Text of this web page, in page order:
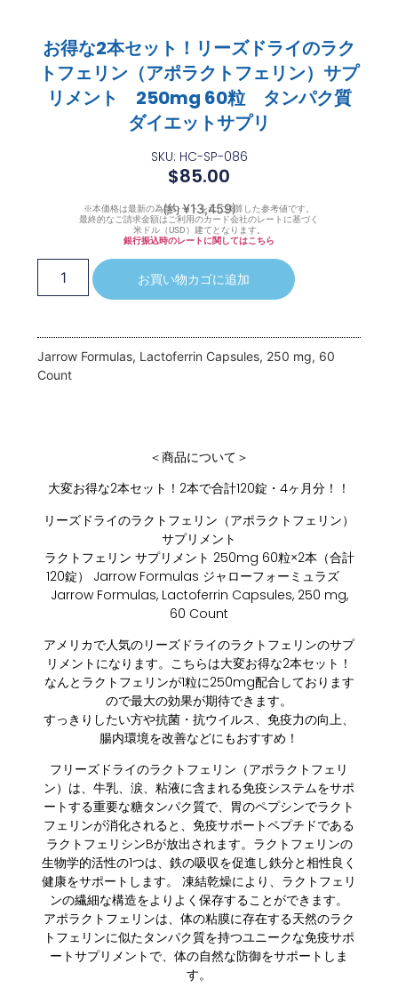
お得な2本セット！リーズドライのラク
トフェリン（アポラクトフェリン）サプ
リメント 250mg 60粒 タンパク質
ダイエットサプリ
SKU: HC-SP-086
$85.00
(約 ¥13,459)
※本価格は最新の為替レートを元に換算した参考値です。
最終的なご請求金額はご利用のカード会社のレートに基づく
米ドル（USD）建てとなります。
銀行振込時のレートに関してはこちら
お買い物カゴに追加
Jarrow Formulas, Lactoferrin Capsules, 250 mg, 60
Count
＜商品について＞
大変お得な2本セット！2本で合計120錠・4ヶ月分！！
リーズドライのラクトフェリン（アポラクトフェリン）
サプリメント
ラクトフェリン サプリメント 250mg 60粒×2本（合計
120錠） Jarrow Formulas ジャローフォーミュラズ
Jarrow Formulas, Lactoferrin Capsules, 250 mg,
60 Count
アメリカで人気のリーズドライのラクトフェリンのサプ
リメントになります。こちらは大変お得な2本セット！
なんとラクトフェリンが1粒に250mg配合しております
ので最大の効果が期待できます。
すっきりしたい方や抗菌・抗ウイルス、免疫力の向上、
腸内環境を改善などにもおすすめ！
フリーズドライのラクトフェリン（アポラクトフェリ
ン）は、牛乳、涙、粘液に含まれる免疫システムをサポ
ートする重要な糖タンパク質で、胃のペプシンでラクト
フェリンが消化されると、免疫サポートペプチドである
ラクトフェリシンBが放出されます。ラクトフェリンの
生物学的活性の1つは、鉄の吸収を促進し鉄分と相性良く
健康をサポートします。 凍結乾燥により、ラクトフェリ
ンの繊細な構造をよりよく保存することができます。
アポラクトフェリンは、体の粘膜に存在する天然のラク
トフェリンに似たタンパク質を持つユニークな免疫サポ
ートサプリメントで、体の自然な防御をサポートしま
す。